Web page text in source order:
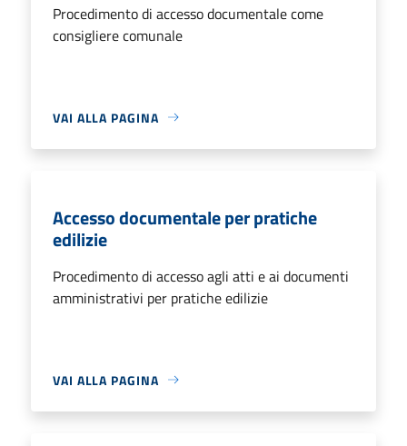
Procedimento di accesso documentale come
consigliere comunale
VAI ALLA PAGINA
Accesso documentale per pratiche
edilizie
Procedimento di accesso agli atti e ai documenti
amministrativi per pratiche edilizie
VAI ALLA PAGINA